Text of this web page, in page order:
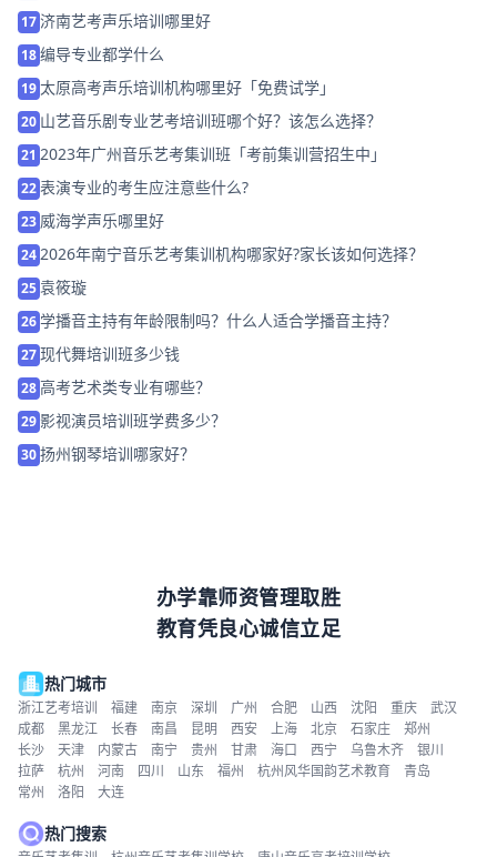
17 济南艺考声乐培训哪里好
18编导专业都学什么
19太原高考声乐培训机构哪里好「免费试学」
20 山艺音乐剧专业艺考培训班哪个好？该怎么选择？
21 2023年广州音乐艺考集训班「考前集训营招生中」
22表演专业的考生应注意些什么?
23 威海学声乐哪里好
242026年南宁音乐艺考集训机构哪家好?家长该如何选择？
25袁筱璇
26学播音主持有年龄限制吗？什么人适合学播音主持？
27现代舞培训班多少钱
28高考艺术类专业有哪些？
29 影视演员培训班学费多少？
30扬州钢琴培训哪家好？
办学靠师资管理取胜
教育凭良心诚信立足
热门城市
浙江艺考培训 福建 南京 深圳 广州 合肥 山西 沈阳 重庆
武汉
成都
黑龙江 长春 南昌 昆明 西安 上海 北京 石家庄
郑州
长沙
天津 内蒙古 南宁 贵州 甘肃 海口 西宁 乌鲁木齐
银川
拉萨
杭州 河南 四川 山东 福州 杭州风华国韵艺术教育
青岛
常州
洛阳 大连
热门搜索